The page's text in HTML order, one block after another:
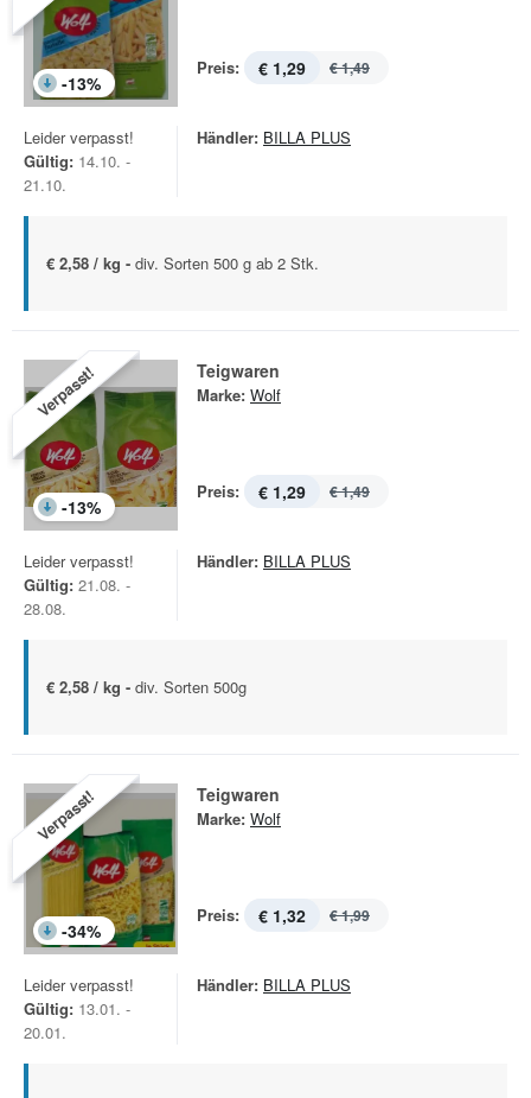
-13%
Preis: € 1,29 € 1,49
Leider verpasst!
Gültig: 14.10. -
21.10.
Händler: BILLA PLUS
€ 2,58 / kg - div. Sorten 500 g ab 2 Stk.
Verpasst!
-13%
Teigwaren
Marke: Wolf
Preis: € 1,29 € 1,49
Leider verpasst!
Gültig: 21.08. -
28.08.
Händler: BILLA PLUS
€ 2,58 / kg - div. Sorten 500g
Verpasst!
-34%
Teigwaren
Marke: Wolf
Preis: € 1,32 € 1,99
Leider verpasst!
Gültig: 13.01. -
20.01.
Händler: BILLA PLUS